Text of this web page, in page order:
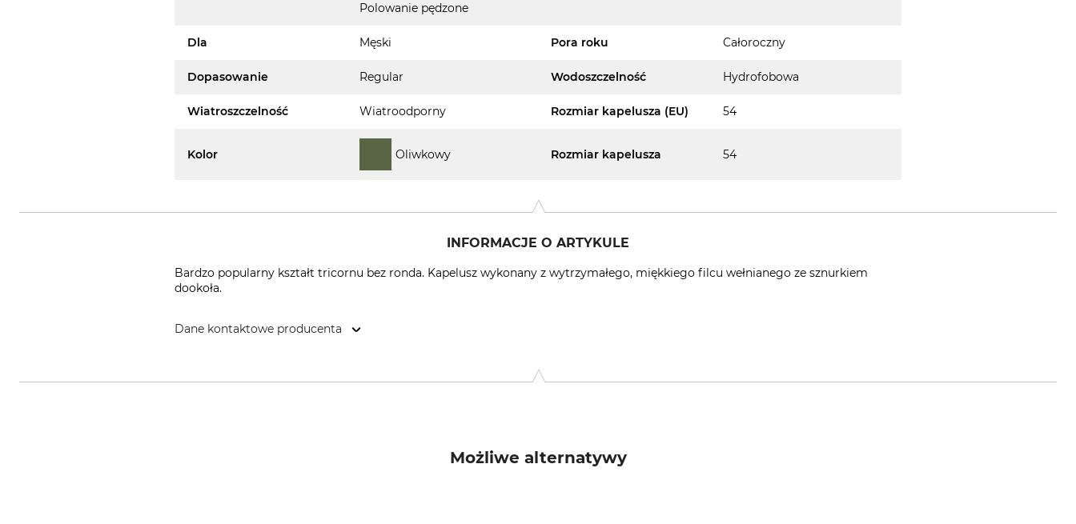
Polowanie pędzone
Dla Męski Pora roku Całoroczny
Dopasowanie Regular Wodoszczelność Hydrofobowa
Wiatroszczelność Wiatroodporny Rozmiar kapelusza (EU) 54
Kolor Oliwkowy Rozmiar kapelusza 54
INFORMACJE O ARTYKULE
Bardzo popularny kształt tricornu bez ronda. Kapelusz wykonany z wytrzymałego, miękkiego filcu wełnianego ze sznurkiem
dookoła.
Dane kontaktowe producenta
Możliwe alternatywy